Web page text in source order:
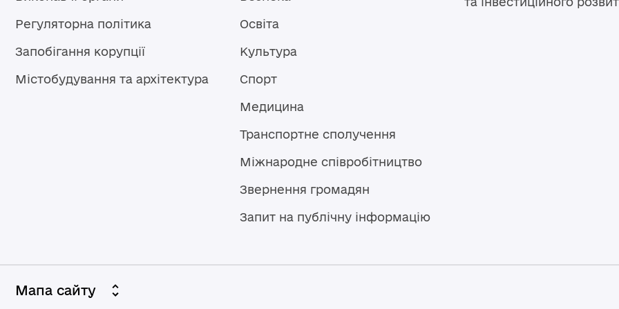
Регуляторна політика
Запобігання корупції
Містобудування та архітектура
Освіта
Культура
Спорт
Медицина
Транспортне сполучення
Міжнародне співробітництво
Звернення громадян
Запит на публічну інформацію
Мапа сайту